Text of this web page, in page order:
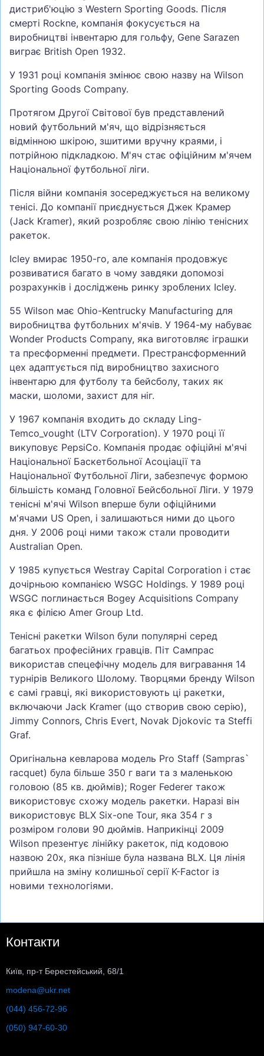
дистриб'юцію з Western Sporting Goods. Після
смерті Rockne, компанія фокусується на
виробництві інвентарю для гольфу, Gene Sarazen
виграє British Open 1932.
У 1931 році компанія змінює свою назву на Wilson
Sporting Goods Company.
Протягом Другої Світової був представлений
новий футбольний м'яч, що відрізняється
відмінною шкірою, зшитими вручну краями, і
потрійною підкладкою. М'яч стає офіційним м'ячем
Національної футбольної ліги.
Після війни компанія зосереджується на великому
тенісі. До компанії приєднується Джек Крамер
(Jack Kramer), який розробляє свою лінію тенісних
ракеток.
Icley вмирає 1950-го, але компанія продовжує
розвиватися багато в чому завдяки допомозі
розрахунків і досліджень ринку зроблених Icley.
55 Wilson має Ohio-Kentrucky Manufacturing для
виробництва футбольних м'ячів. У 1964-му набуває
Wonder Products Company, яка виготовляє іграшки
та пресформенні предмети. Престрансформенний
цех адаптується під виробництво захисного
інвентарю для футболу та бейсболу, таких як
маски, шоломи, захист для ніг.
У 1967 компанія входить до складу Ling-
Temco_vought (LTV Corporation). У 1970 році її
викуповує PepsiCo. Компанія продає офіційні м'ячі
Національної Баскетбольної Асоціації та
Національної Футбольної Ліги, забезпечує формою
більшість команд Головної Бейсбольної Ліги. У 1979
тенісні м'ячі Wilson вперше були офіційними
м'ячами US Open, і залишаються ними до цього
дня. У 2006 році ними також стали проводити
Australian Open.
У 1985 купується Westray Capital Corporation і стає
дочірньою компанією WSGC Holdings. У 1989 році
WSGC поглинається Bogey Acquisitions Company
яка є філією Amer Group Ltd.
Тенісні ракетки Wilson були популярні серед
багатьох професійних гравців. Піт Сампрас
використав спецефічну модель для вигравання 14
турнірів Великого Шолому. Творцями бренду Wilson
є самі гравці, які використовують ці ракетки,
включаючи Jack Kramer (що створив свою серію),
Jimmy Connors, Chris Evert, Novak Djokovic та Steffi
Graf.
Оригінальна кевларова модель Pro Staff (Sampras`
racquet) була більше 350 г ваги та з маленькою
головою (85 кв. дюймів); Roger Federer також
використовує схожу модель ракетки. Наразі він
використовує BLX Six-one Tour, яка 354 г з
розміром голови 90 дюймів. Наприкінці 2009
Wilson презентує лінійку ракеток, під кодовою
назвою 20x, яка пізніше була названа BLX. Ця лінія
прийшла на зміну колишньої серії K-Factor із
новими технологіями.
Контакти
Київ, пр-т Берестейський, 68/1
modena@ukr.net
(044) 456-72-96
(050) 947-60-30